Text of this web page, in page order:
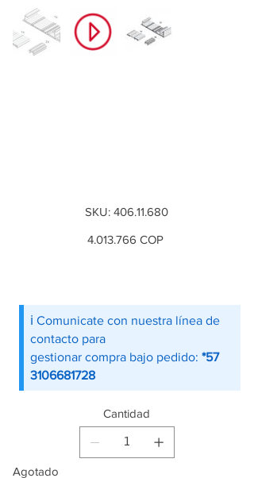
SKU:
SKU
406.11.680
406.11.680
Precio
4.013.766 COP
ℹ️ Comunicate con nuestra línea de
contacto para
gestionar compra bajo pedido: *57
3106681728
Cantidad
Agotado